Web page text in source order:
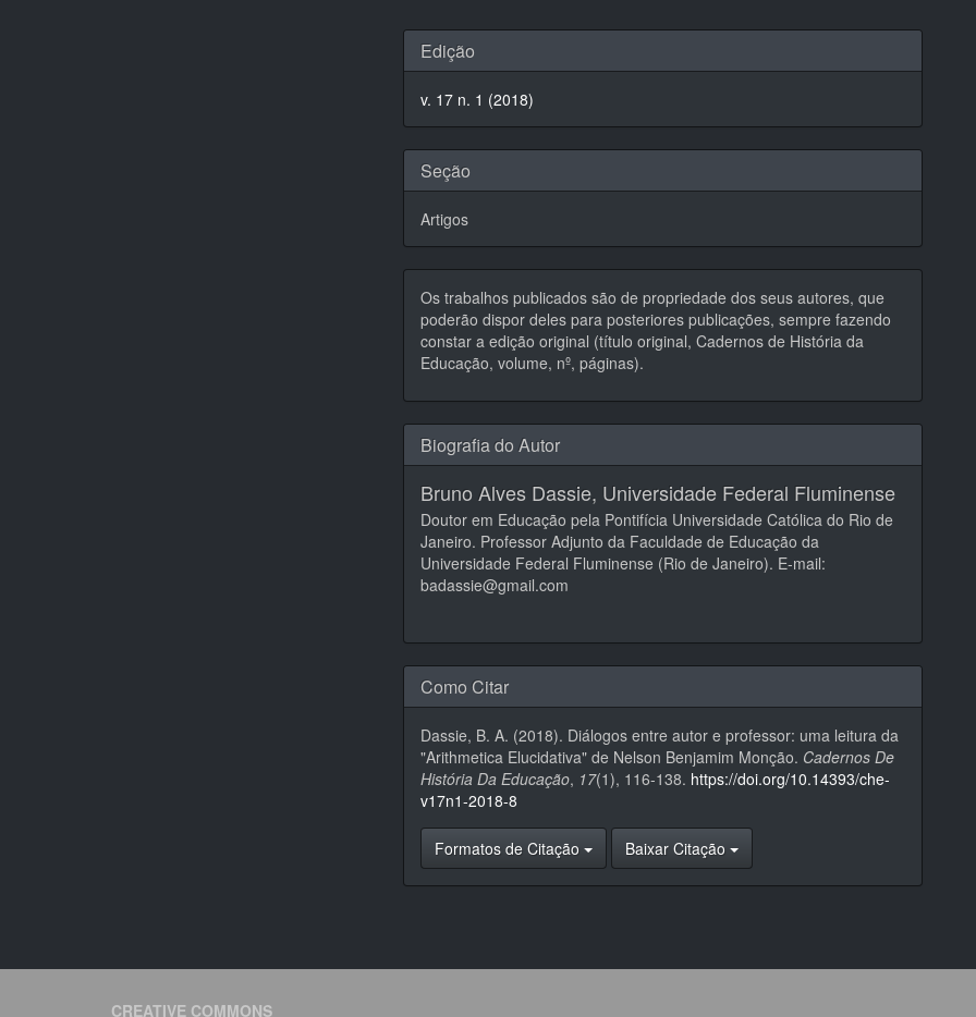
Detalhes
do
artigo
Edição
v. 17 n. 1 (2018)
Seção
Artigos
Os trabalhos publicados são de propriedade dos seus autores, que
poderão dispor deles para posteriores publicações, sempre fazendo
constar a edição original (título original, Cadernos de História da
Educação, volume, nº, páginas).
Biografia do Autor
Bruno Alves Dassie, Universidade Federal Fluminense
Doutor em Educação pela Pontifícia Universidade Católica do Rio de
Janeiro. Professor Adjunto da Faculdade de Educação da
Universidade Federal Fluminense (Rio de Janeiro). E-mail:
badassie@gmail.com
Como Citar
Dassie, B. A. (2018). Diálogos entre autor e professor: uma leitura da
"Arithmetica Elucidativa" de Nelson Benjamim Monção. Cadernos De
História Da Educação, 17(1), 116-138. https://doi.org/10.14393/che-
v17n1-2018-8
Formatos de Citação Baixar Citação
CREATIVE COMMONS